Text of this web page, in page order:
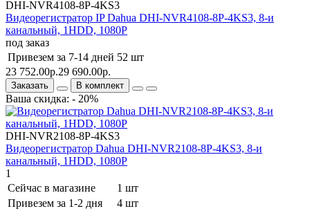
DHI-NVR4108-8P-4KS3
Видеорегистратор IP Dahua DHI-NVR4108-8P-4KS3, 8-и
канальный, 1HDD, 1080Р
под заказ
Привезем за 7-14 дней 52 шт
23 752.00р.29 690.00р.
Заказать В комплект
Ваша скидка: - 20%
DHI-NVR2108-8P-4KS3
Видеорегистратор Dahua DHI-NVR2108-8P-4KS3, 8-и
канальный, 1HDD, 1080Р
1
Сейчас в магазине
1 шт
Привезем за 1-2 дня
4 шт